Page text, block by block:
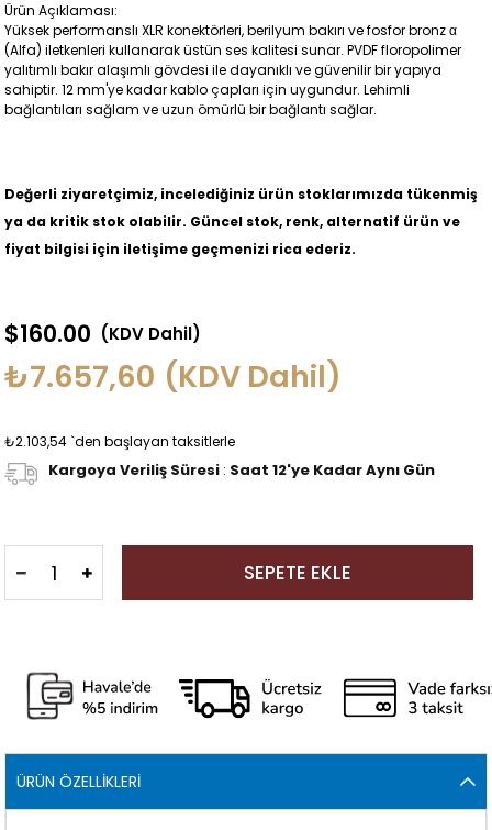
Ürün Açıklaması:
Yüksek performanslı XLR konektörleri, berilyum bakırı ve fosfor bronz α
(Alfa) iletkenleri kullanarak üstün ses kalitesi sunar. PVDF floropolimer
yalıtımlı bakır alaşımlı gövdesi ile dayanıklı ve güvenilir bir yapıya
sahiptir. 12 mm'ye kadar kablo çapları için uygundur. Lehimli
bağlantıları sağlam ve uzun ömürlü bir bağlantı sağlar.
Değerli ziyaretçimiz, incelediğiniz ürün stoklarımızda tükenmiş
ya da kritik stok olabilir. Güncel stok, renk, alternatif ürün ve
fiyat bilgisi için iletişime geçmenizi rica ederiz.
$160.00 (KDV Dahil)
₺7.657,60 (KDV Dahil)
₺2.103,54 `den başlayan taksitlerle
Kargoya Veriliş Süresi : Saat 12'ye Kadar Aynı Gün
ÜRÜN ÖZELLIKLERI